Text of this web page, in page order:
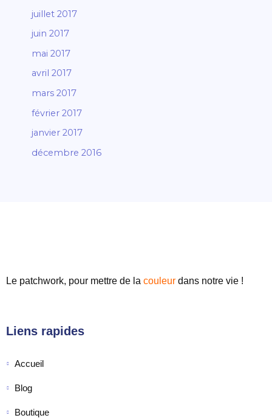
juillet 2017
juin 2017
mai 2017
avril 2017
mars 2017
février 2017
janvier 2017
décembre 2016
Le patchwork, pour mettre de la couleur dans notre vie !
Liens rapides
Accueil
Blog
Boutique